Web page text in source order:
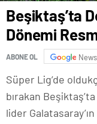
Beşiktaş’ta
Dönemi
ABONE OL News
Süper Lig’de
bırakan
lider